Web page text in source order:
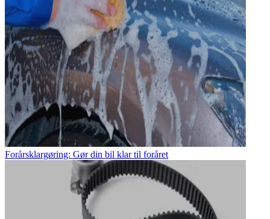
Forårsklargøring: Gør din bil klar til foråret